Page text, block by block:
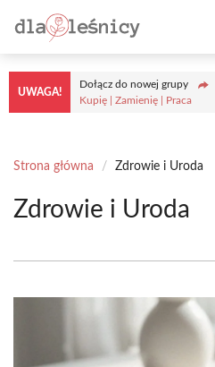
do
treści
UWAGA!
Dołącz do nowej grupy
Kupię | Zamienię | Praca
Strona główna / Zdrowie i Uroda
Zdrowie i Uroda